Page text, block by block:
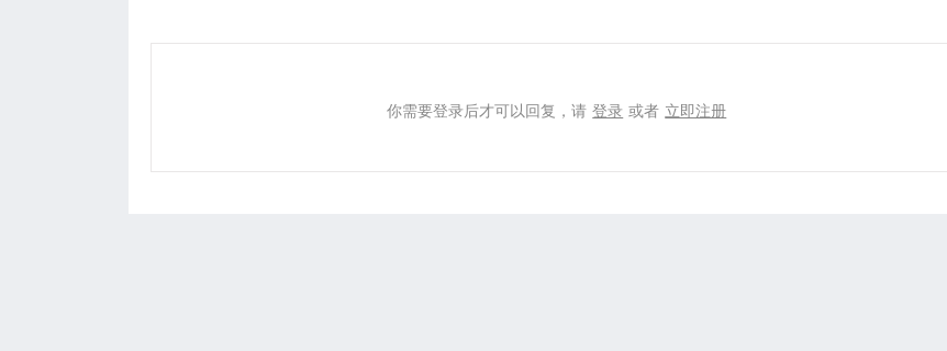
你需要登录后才可以回复，请 登录 或者 立即注册